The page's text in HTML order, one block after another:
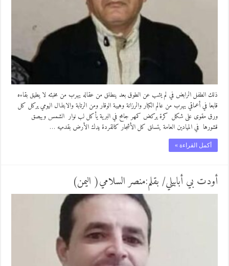
ذلك الطفل الرابض في لم يشب عن الطوق بعد ينطلق من عقاله يهرب من مخبئه لا يطيق بقاءه
قابعا في أعماقي يهرب من عالم الكبار والرزانة وهيبة الوقار ومن الرتابة والابتذال اليومي يركل كل
ورق مقوى على شكل كرة يركض كمهر جامح في البرية يأكل لب نوار الشمس ويبصق
قشورها في الميادين العامة يتسلق كل الأشجار كالقردة يدك الأرض بقدميه …
أكمل القراءة »
أودت بي أبابيلي/ بقلم:منصر السلامي( اليمن)